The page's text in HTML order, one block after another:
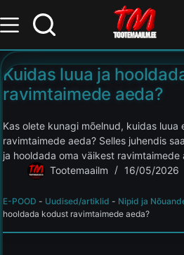
Kuidas luua ja
ravimtaimede aeda?
Kas olete kunagi mõelnud, kuidas luua
ravimtaimede aeda? Selles juhendis
ja hooldada oma väikest ravimtaimede
Tootemaailm
16/05/2026
E-POOD - Uudised/artiklid - Nipid ja
hooldada kodust ravimtaimede aeda?